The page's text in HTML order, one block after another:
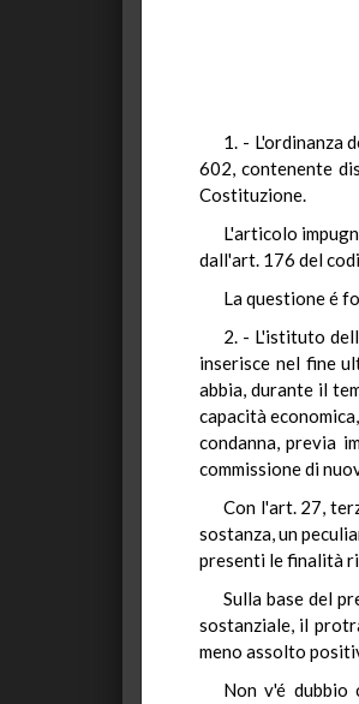
1. - L'ordinanza
602, contenente
Costituzione.
L'articolo
dall'art. 176 del
La questione é
2. - L'istituto
inserisce nel fine
abbia, durante il
capacità
condanna, previa
commissione di
Con l'art. 27,
sostanza, un
presenti le finalità
Sulla base del
sostanziale, il
meno assolto
Non v'é